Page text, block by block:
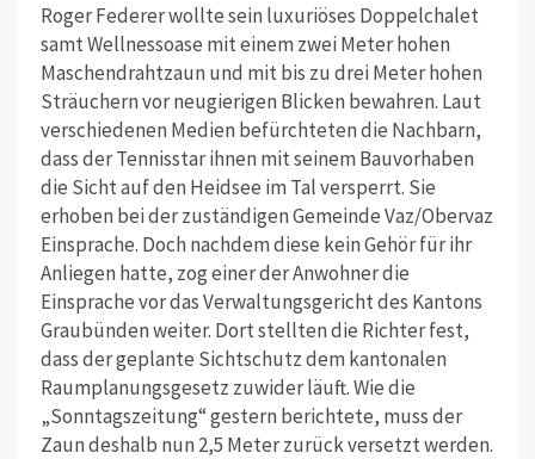
Roger Federer wollte sein luxuriöses Doppelchalet
samt Wellnessoase mit einem zwei Meter hohen
Maschendrahtzaun und mit bis zu drei Meter hohen
Sträuchern vor neugierigen Blicken bewahren. Laut
verschiedenen Medien befürchteten die Nachbarn,
dass der Tennisstar ihnen mit seinem Bauvorhaben
die Sicht auf den Heidsee im Tal versperrt. Sie
erhoben bei der zuständigen Gemeinde Vaz/Obervaz
Einsprache. Doch nachdem diese kein Gehör für ihr
Anliegen hatte, zog einer der Anwohner die
Einsprache vor das Verwaltungsgericht des Kantons
Graubünden weiter. Dort stellten die Richter fest,
dass der geplante Sichtschutz dem kantonalen
Raumplanungsgesetz zuwider läuft. Wie die
„Sonntagszeitung“ gestern berichtete, muss der
Zaun deshalb nun 2,5 Meter zurück versetzt werden.